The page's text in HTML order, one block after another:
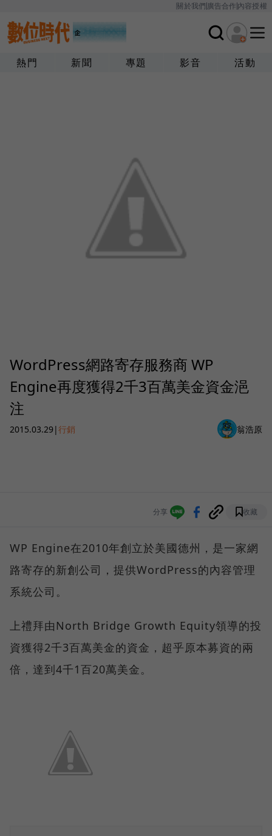
關於我們廣告合作內容授權
熱門 新聞 專題 影音 活動
WordPress網路寄存服務商 WP
Engine再度獲得2千3百萬美金資金浥
注
2015.03.29|行銷 翁浩原
分享 收藏
WP Engine在2010年創立於美國德州，是一家網
路寄存的新創公司，提供WordPress的內容管理
系統公司。
上禮拜由North Bridge Growth Equity領導的投
資獲得2千3百萬美金的資金，超乎原本募資的兩
倍，達到4千1百20萬美金。